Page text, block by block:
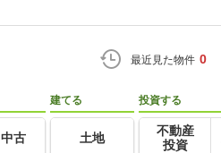
最近見た物件 0
中古
建てる
土地
投資する
不動産
投資